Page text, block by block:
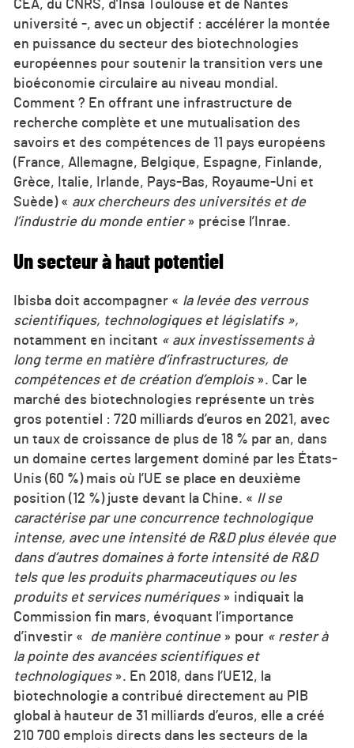
CEA, du CNRS, d’Insa Toulouse et de Nantes
université -, avec un objectif : accélérer la montée
en puissance du secteur des biotechnologies
européennes pour soutenir la transition vers une
bioéconomie circulaire au niveau mondial.
Comment ? En offrant une infrastructure de
recherche complète et une mutualisation des
savoirs et des compétences de 11 pays européens
(France, Allemagne, Belgique, Espagne, Finlande,
Grèce, Italie, Irlande, Pays-Bas, Royaume-Uni et
Suède) « aux chercheurs des universités et de
l’industrie du monde entier» précise l’Inrae.
Un secteur à haut potentiel
Ibisba doit accompagner « la levée des verrous
scientifiques, technologiques et législatifs »,
notamment en incitant « aux investissements à
long terme en matière d’infrastructures, de
compétences et de création d’emplois». Car le
marché des biotechnologies représente un très
gros potentiel : 720 milliards d’euros en 2021, avec
un taux de croissance de plus de 18 % par an, dans
un domaine certes largement dominé par les États-
Unis (60 %) mais où l’UE se place en deuxième
position (12 %) juste devant la Chine. « Il se
caractérise par une concurrence technologique
intense, avec une intensité de R&D plus élevée que
dans d’autres domaines à forte intensité de R&D
tels que les produits pharmaceutiques ou les
produits et services numériques» indiquait la
Commission fin mars, évoquant l’importance
d’investir «
de manière continue » pour « rester à
la pointe des avancées scientifiques et
technologiques». En 2018, dans l’UE12, la
biotechnologie a contribué directement au PIB
global à hauteur de 31 milliards d’euros, elle a créé
210 700 emplois directs dans les secteurs de la